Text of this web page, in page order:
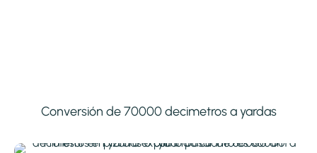
Conversión de 70000 decimetros a yardas